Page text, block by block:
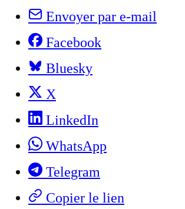
Envoyer par e-mail
Facebook
Bluesky
X
LinkedIn
WhatsApp
Telegram
Copier le lien